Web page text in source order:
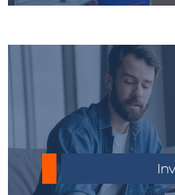
Conocer las
país de destino para